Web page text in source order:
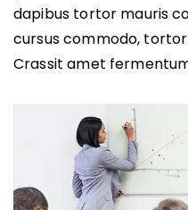
dapibus tortor mauris
cursus commodo,
Crassit amet